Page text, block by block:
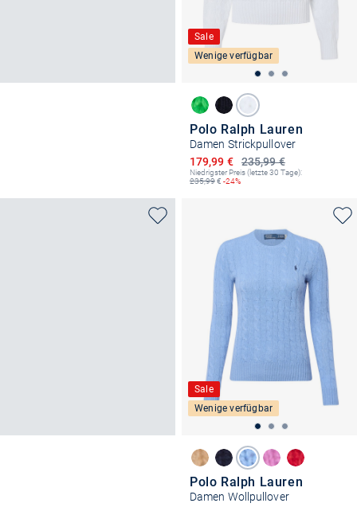
Sale
Wenige verfügbar
Polo Ralph Lauren
Damen Strickpullover
235,99 €
Ermäßigter Preis
179,99 €
Niedrigster Preis (letzte 30 Tage):
235,99€ -24%
Sale
Wenige verfügbar
Polo Ralph Lauren
Damen Wollpullover